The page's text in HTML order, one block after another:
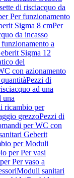
di risciacquo da
Per funzionamento
Sigma 8 cmPer
da incasso
a
Sigma 12
del
con azionamento
Pezzi di
ad una
una
ricambio per
grezzoPezzi di
per WC con
Geberit
per Moduli
per Per vasi
Per vaso a
Moduli sanitari